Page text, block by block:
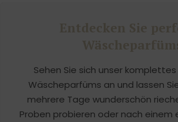
Sehen Sie sich unser
Wäscheparfüms an und lassen
mehrere Tage wunderschön
Proben probieren oder nach einem